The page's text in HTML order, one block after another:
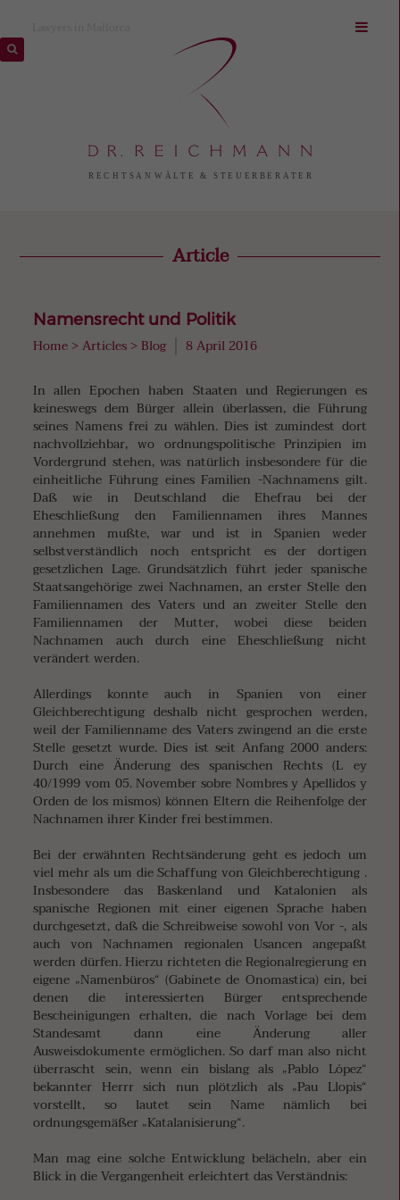
Article
Namensrecht und Politik
Home >Articles >Blog 8 April 2016
In allen Epochen haben Staaten und Regierungen es
keineswegs dem Bürger allein überlassen, die Führung
seines Namens frei zu wählen. Dies ist zumindest dort
nachvollziehbar, wo ordnungspolitische Prinzipien im
Vordergrund stehen, was natürlich insbesondere für die
einheitliche Führung eines Familien -Nachnamens gilt.
Daß wie in Deutschland die Ehefrau bei der
Eheschließung den Familiennamen ihres Mannes
annehmen mußte, war und ist in Spanien weder
selbstverständlich noch entspricht es der dortigen
gesetzlichen Lage. Grundsätzlich führt jeder spanische
Staatsangehörige zwei Nachnamen, an erster Stelle den
Familiennamen des Vaters und an zweiter Stelle den
Familiennamen der Mutter, wobei diese beiden
Nachnamen auch durch eine Eheschließung nicht
verändert werden.
Allerdings konnte auch in Spanien von einer
Gleichberechtigung deshalb nicht gesprochen werden,
weil der Familienname des Vaters zwingend an die erste
Stelle gesetzt wurde. Dies ist seit Anfang 2000 anders:
Durch eine Änderung des spanischen Rechts (L ey
40/1999 vom 05. November sobre Nombres y Apellidos y
Orden de los mismos) können Eltern die Reihenfolge der
Nachnamen ihrer Kinder frei bestimmen.
Bei der erwähnten Rechtsänderung geht es jedoch um
viel mehr als um die Schaffung von Gleichberechtigung .
Insbesondere das Baskenland und Katalonien als
spanische Regionen mit einer eigenen Sprache haben
durchgesetzt, daß die Schreibweise sowohl von Vor -, als
auch von Nachnamen regionalen Usancen angepaßt
werden dürfen. Hierzu richteten die Regionalregierung en
eigene „Namenbüros“ (Gabinete de Onomastica) ein, bei
denen die interessierten Bürger entsprechende
Bescheinigungen erhalten, die nach Vorlage bei dem
Standesamt dann eine Änderung aller
Ausweisdokumente ermöglichen. So darf man also nicht
überrascht sein, wenn ein bislang als „Pablo López“
bekannter Herrr sich nun plötzlich als „Pau Llopis“
vorstellt, so lautet sein Name nämlich bei
ordnungsgemäßer „Katalanisierung“.
Man mag eine solche Entwicklung belächeln, aber ein
Blick in die Vergangenheit erleichtert das Verständnis: